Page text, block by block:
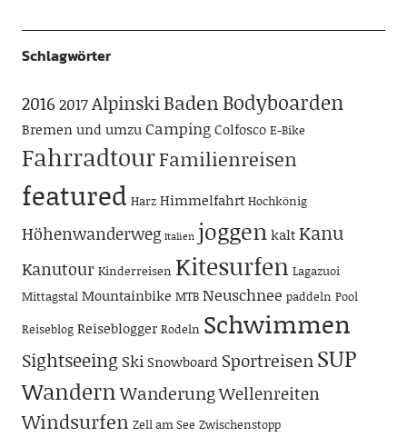
Schlagwörter
2016 2017AlpinskiBaden Bodyboarden
Bremen und umzuCampingColfosco E-Bike
FahrradtourFamilienreisen
featured Harz Himmelfahrt Hochkönig
Höhenwanderweg Italien joggenkaltKanu
Kanutour Kinderreisen Kitesurfen Lagazuoi
Mittagstal Mountainbike MTB Neuschnee paddeln Pool
Reiseblog Reiseblogger Rodeln Schwimmen
Sightseeing SkiSnowboard SportreisenSUP
WandernWanderungWellenreiten
Windsurfen Zell am See Zwischenstopp